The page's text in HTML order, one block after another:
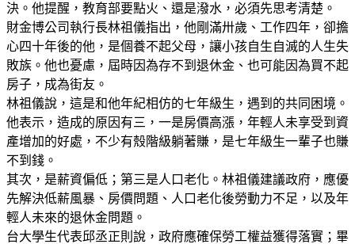
決。他提醒，教育部要點火、還是潑水，必須先思考清楚。
財金博公司執行長林祖儀指出，他剛滿卅歲、工作四年，卻擔
心四十年後的他，是個養不起父母，讓小孩自生自滅的人生失
敗族。他也憂慮，屆時因為存不到退休金、也可能因為買不起
房子，成為街友。
林祖儀說，這是和他年紀相仿的七年級生，遇到的共同困境。
他表示，造成的原因有三，一是房價高漲，年輕人未享受到資
產增加的好處，不少有殼階級躺著賺，是七年級生一輩子也賺
不到錢。
其次，是薪資偏低；第三是人口老化。林祖儀建議政府，應優
先解決低薪風暴、房價問題、人口老化後勞動力不足，以及年
輕人未來的退休金問題。
台大學生代表邱丞正則說，政府應確保勞工權益獲得落實；畢